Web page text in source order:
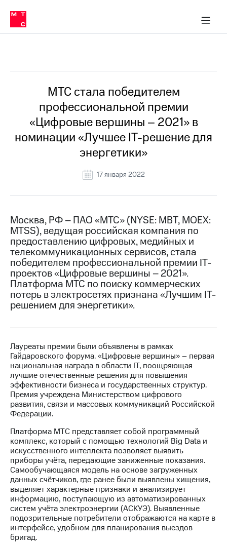
Медиа-центр
и акционерам
Устойчивое развитие
Комплаенс и деловая этика
компании
Карьера
История
компании
Руководство
региона
Пресс-
релизы
МТС
о технологиях
Достижения
Интервью
Финансовая
Пригласить
спикера
и акционерам
Корпоративное
управление
Корпоративный
секретарь
Раскрытие
информации
Информация
акционерам
Документы
ПАО
"МТС"
Собрания
акционеров
Личный
в МТС
Пресс-
релизы
МТС
о технологиях
МТС стала победителем
профессиональной премии
«Цифровые вершины – 2021» в
номинации «Лучшее IT-решение для
энергетики»
17 января 2022
Москва, РФ – ПАО «МТС» (NYSE: MBT, MOEX:
MTSS), ведущая российская компания по
предоставлению цифровых, медийных и
телекоммуникационных сервисов, стала
победителем профессиональной премии IT-
проектов «Цифровые вершины – 2021».
Платформа МТС по поиску коммерческих
потерь в электросетях признана «Лучшим IT-
решением для энергетики».
Лауреаты премии были объявлены в рамках
Гайдаровского форума. «Цифровые вершины» – первая
национальная награда в области IT, поощряющая
лучшие отечественные решения для повышения
эффективности бизнеса и государственных структур.
Премия учреждена Министерством цифрового
развития, связи и массовых коммуникаций Российской
Федерации.
Платформа МТС представляет собой программный
комплекс, который с помощью технологий Big Data и
искусственного интеллекта позволяет выявить
приборы учёта, передающие заниженные показания.
Самообучающаяся модель на основе загруженных
данных счётчиков, где ранее были выявлены хищения,
выделяет характерные признаки и анализирует
информацию, поступающую из автоматизированных
систем учёта электроэнергии (АСКУЭ). Выявленные
подозрительные потребители отображаются на карте в
интерфейсе, удобном для планирования выездов
бригад.